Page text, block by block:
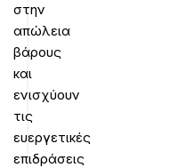
στην
απώλεια
βάρους
και
ενισχύουν
τις
ευεργετικές
επιδράσεις